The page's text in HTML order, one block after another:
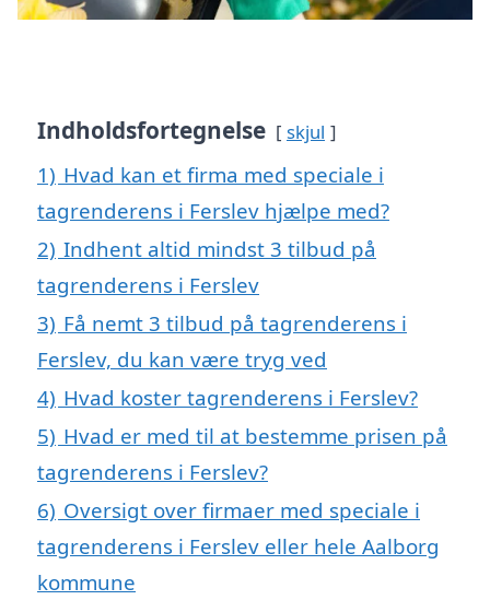
Indholdsfortegnelse skjul
1) Hvad kan et firma med speciale i
tagrenderens i Ferslev hjælpe med?
2) Indhent altid mindst 3 tilbud på
tagrenderens i Ferslev
3) Få nemt 3 tilbud på tagrenderens i
Ferslev, du kan være tryg ved
4) Hvad koster tagrenderens i Ferslev?
5) Hvad er med til at bestemme prisen på
tagrenderens i Ferslev?
6) Oversigt over firmaer med speciale i
tagrenderens i Ferslev eller hele Aalborg
kommune